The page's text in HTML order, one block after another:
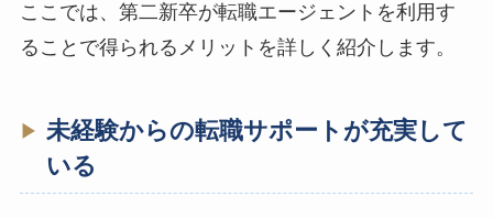
ここでは、第二新卒が転職エージェントを利用す
ることで得られるメリットを詳しく紹介します。
未経験からの転職サポートが充実して
いる